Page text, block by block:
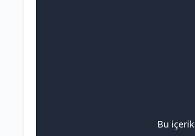
Bu içerik